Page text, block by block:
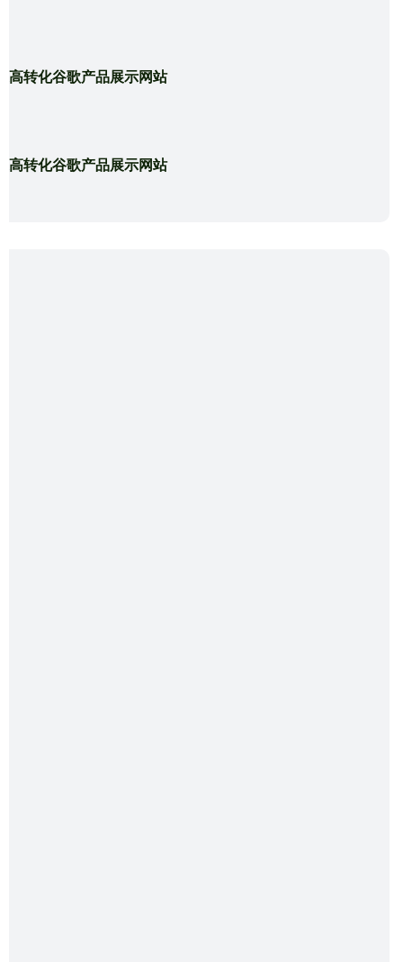
高转化谷歌产品展示网站
高转化谷歌产品展示网站